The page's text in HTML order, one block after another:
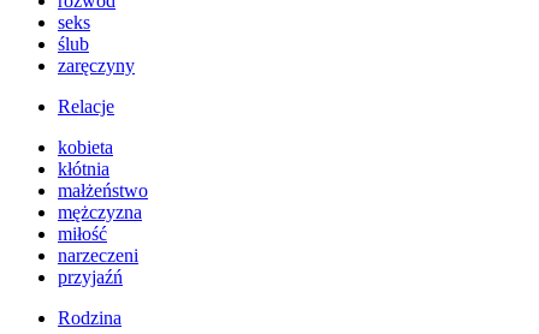
seks
ślub
zaręczyny
Relacje
kobieta
kłótnia
małżeństwo
mężczyzna
miłość
narzeczeni
przyjaźń
Rodzina